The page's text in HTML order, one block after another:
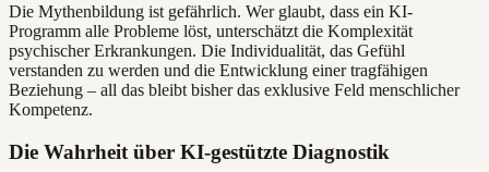
Die Mythenbildung ist gefährlich. Wer glaubt, dass ein KI-
Programm alle Probleme löst, unterschätzt die Komplexität
psychischer Erkrankungen. Die Individualität, das Gefühl
verstanden zu werden und die Entwicklung einer tragfähigen
Beziehung – all das bleibt bisher das exklusive Feld menschlicher
Kompetenz.
Die Wahrheit über KI-gestützte Diagnostik